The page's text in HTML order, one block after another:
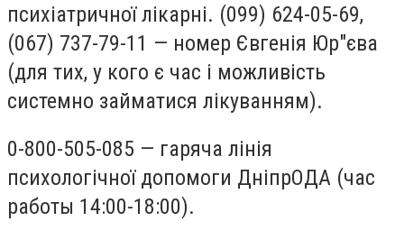
психіатричної лікарні. (099) 624-05-69,
(067) 737-79-11 — номер Євгенія Юр"єва
(для тих, у кого є час і можливість
системно займатися лікуванням).
0-800-505-085 — гаряча лінія
психологічної допомоги ДніпрОДА (час
работы 14:00-18:00).